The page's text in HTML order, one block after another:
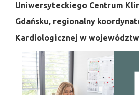
Uniwersyteckiego Centrum
Gdańsku, regionalny
Kardiologicznej w